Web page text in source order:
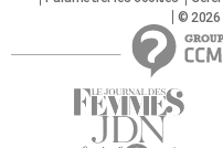
© 2026